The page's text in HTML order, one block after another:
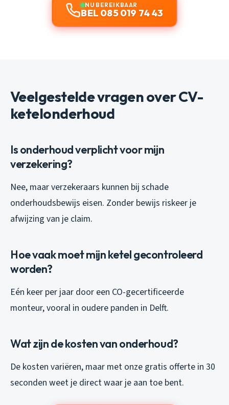
NU BEREIKBAAR
BEL 085 019 74 43
Veelgestelde vragen over CV-
ketelonderhoud
Is onderhoud verplicht voor mijn
verzekering?
Nee, maar verzekeraars kunnen bij schade
onderhoudsbewijs eisen. Zonder bewijs riskeer je
afwijzing van je claim.
Hoe vaak moet mijn ketel gecontroleerd
worden?
Eén keer per jaar door een CO-gecertificeerde
monteur, vooral in oudere panden in Delft.
Wat zijn de kosten van onderhoud?
De kosten variëren, maar met onze gratis offerte in 30
seconden weet je direct waar je aan toe bent.